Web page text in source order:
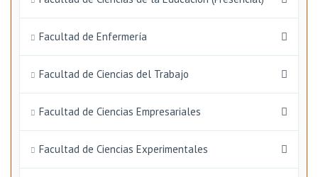
Facultad de Enfermería
Facultad de Ciencias del Trabajo
Facultad de Ciencias Empresariales
Facultad de Ciencias Experimentales